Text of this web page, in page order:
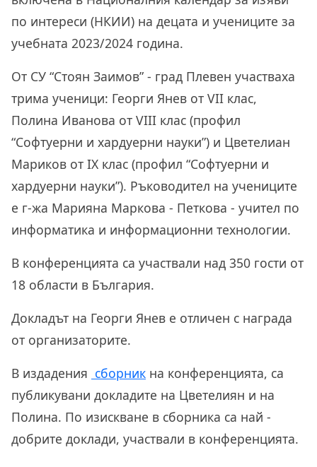
по интереси (НКИИ) на децата и учениците за
учебната 2023/2024 година.
От СУ “Стоян Заимов” - град Плевен участваха
трима ученици: Георги Янев от VII клас,
Полина Иванова от VIII клас (профил
“Софтуерни и хардуерни науки”) и Цветелиан
Мариков от IX клас (профил “Софтуерни и
хардуерни науки”). Ръководител на учениците
е г-жа Марияна Маркова - Петкова - учител по
информатика и информационни технологии.
В конференцията са участвали над 350 гости от
18 области в България.
Докладът на Георги Янев е отличен с награда
от организаторите.
В издадения сборник на конференцията, са
публикувани докладите на Цветелиян и на
Полина. По изискване в сборника са най -
добрите доклади, участвали в конференцията.